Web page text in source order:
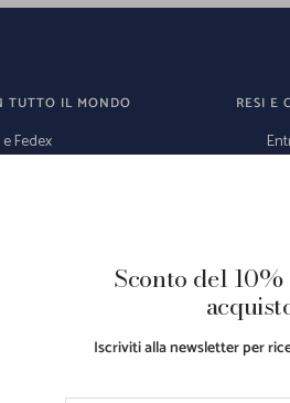
Sconto del
Iscriviti alla newsletter per
TUTTO IL MONDO
Fedex
RESI E